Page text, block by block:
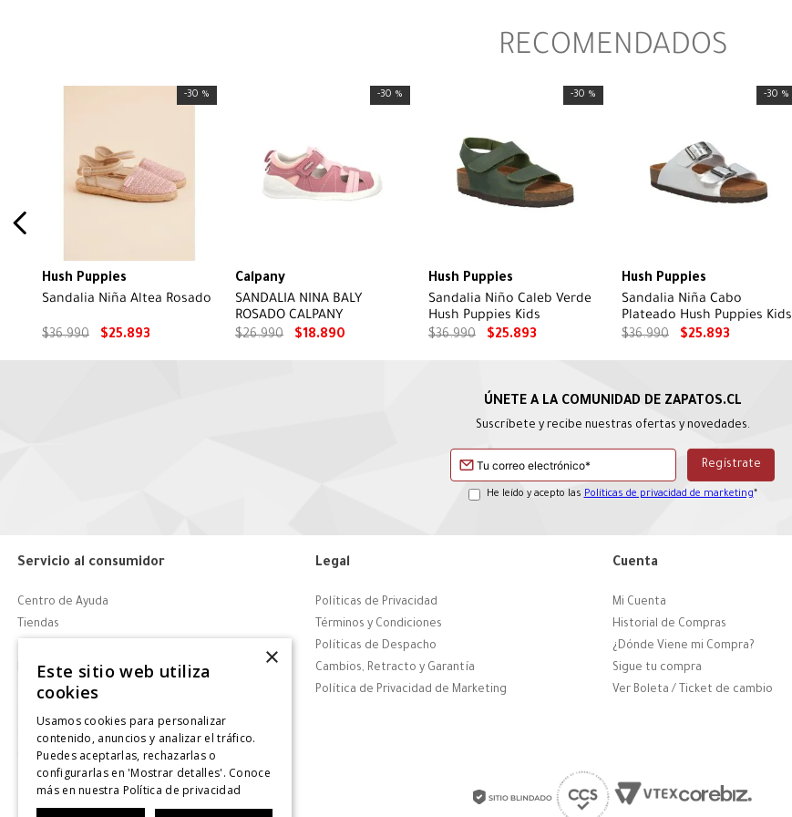
RECOMENDADOS
-30 %
Hush Puppies
Sandalia Niña Altea Rosado
$36.990 $25.893
-30 %
Calpany
SANDALIA NINA BALY
ROSADO CALPANY
$26.990 $18.890
-30 %
Hush Puppies
Sandalia Niño Caleb Verde
Hush Puppies Kids
$36.990 $25.893
-30 %
Hush Puppies
Sandalia Niña Cabo
Plateado Hush Puppies Kids
$36.990 $25.893
Suscríbete y recibe nuestras ofertas y novedades.
He leído y acepto las Políticas de privacidad de marketing*
Servicio al consumidor
Centro de Ayuda
Tiendas
Retiro en tienda
Giftcard
CyberDay
CyberMonday
Legal
Políticas de Privacidad
Términos y Condiciones
Políticas de Despacho
Cambios, Retracto y Garantía
Política de Privacidad de Marketing
Cuenta
Mi Cuenta
Historial de Compras
¿Dónde Viene mi Compra?
Sigue tu compra
Ver Boleta / Ticket de cambio
×
Este sitio web utiliza
cookies
Usamos cookies para personalizar
contenido, anuncios y analizar el tráfico.
Puedes aceptarlas, rechazarlas o
configurarlas en 'Mostrar detalles'. Conoce
más en nuestra Política de privacidad